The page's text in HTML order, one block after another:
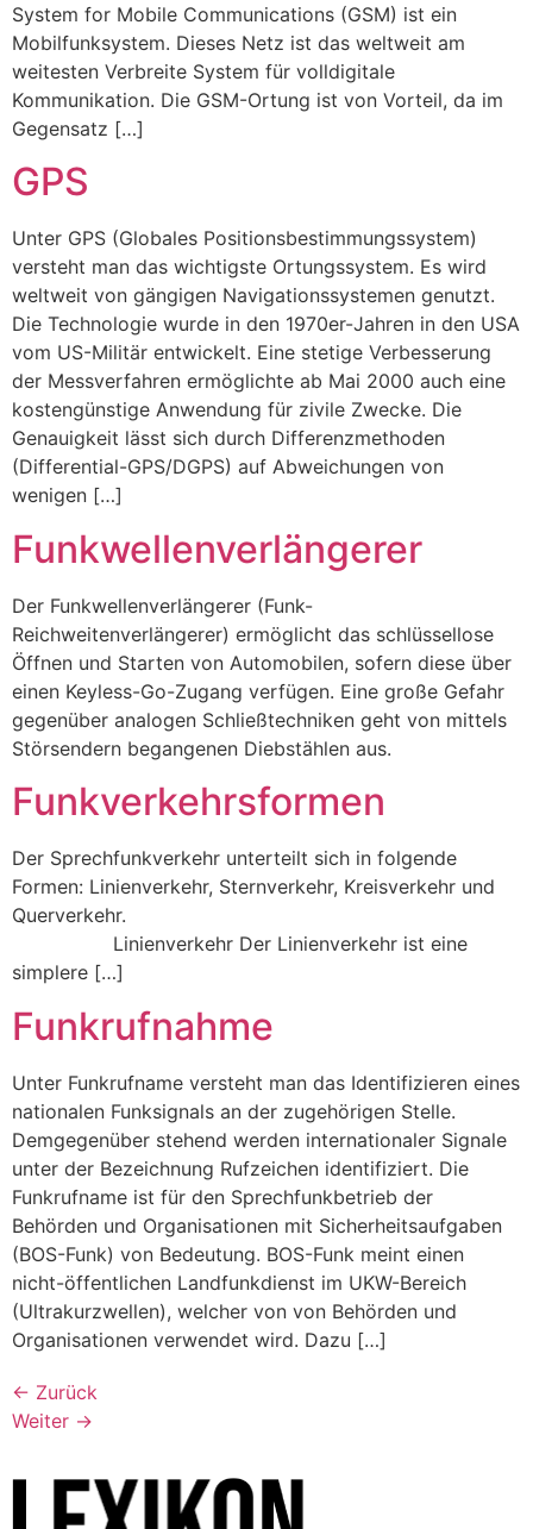
System for Mobile Communications (GSM) ist ein
Mobilfunksystem. Dieses Netz ist das weltweit am
weitesten Verbreite System für volldigitale
Kommunikation. Die GSM-Ortung ist von Vorteil, da im
Gegensatz […]
GPS
Unter GPS (Globales Positionsbestimmungssystem)
versteht man das wichtigste Ortungssystem. Es wird
weltweit von gängigen Navigationssystemen genutzt.
Die Technologie wurde in den 1970er-Jahren in den USA
vom US-Militär entwickelt. Eine stetige Verbesserung
der Messverfahren ermöglichte ab Mai 2000 auch eine
kostengünstige Anwendung für zivile Zwecke. Die
Genauigkeit lässt sich durch Differenzmethoden
(Differential-GPS/DGPS) auf Abweichungen von
wenigen […]
Funkwellenverlängerer
Der Funkwellenverlängerer (Funk-
Reichweitenverlängerer) ermöglicht das schlüssellose
Öffnen und Starten von Automobilen, sofern diese über
einen Keyless-Go-Zugang verfügen. Eine große Gefahr
gegenüber analogen Schließtechniken geht von mittels
Störsendern begangenen Diebstählen aus.
Funkverkehrsformen
Der Sprechfunkverkehr unterteilt sich in folgende
Formen: Linienverkehr, Sternverkehr, Kreisverkehr und
Querverkehr.
Linienverkehr Der Linienverkehr ist eine
simplere […]
Funkrufnahme
Unter Funkrufname versteht man das Identifizieren eines
nationalen Funksignals an der zugehörigen Stelle.
Demgegenüber stehend werden internationaler Signale
unter der Bezeichnung Rufzeichen identifiziert. Die
Funkrufname ist für den Sprechfunkbetrieb der
Behörden und Organisationen mit Sicherheitsaufgaben
(BOS-Funk) von Bedeutung. BOS-Funk meint einen
nicht-öffentlichen Landfunkdienst im UKW-Bereich
(Ultrakurzwellen), welcher von von Behörden und
Organisationen verwendet wird. Dazu […]
← Zurück
Weiter →